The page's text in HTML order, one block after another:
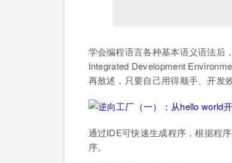
学会编程语言各种基本语义语法后
Integrated Development
再敖述，只要自己用得顺手、开发
通过IDE可快速生成程序，根据程
序。